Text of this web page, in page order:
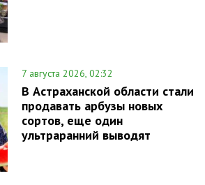
7 августа 2026, 02:32
В Астраханской области стали
продавать арбузы новых
сортов, еще один
ультраранний выводят